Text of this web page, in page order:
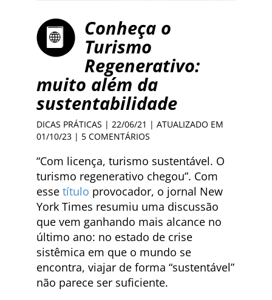
Conheça o
Turismo
Regenerativo:
muito além da
sustentabilidade
DICAS PRÁTICAS | 22/06/21 | ATUALIZADO EM
01/10/23 | 5 COMENTÁRIOS
“Com licença, turismo sustentável. O
turismo regenerativo chegou”. Com
esse título provocador, o jornal New
York Times resumiu uma discussão
que vem ganhando mais alcance no
último ano: no estado de crise
sistêmica em que o mundo se
encontra, viajar de forma “sustentável”
não parece ser suficiente.